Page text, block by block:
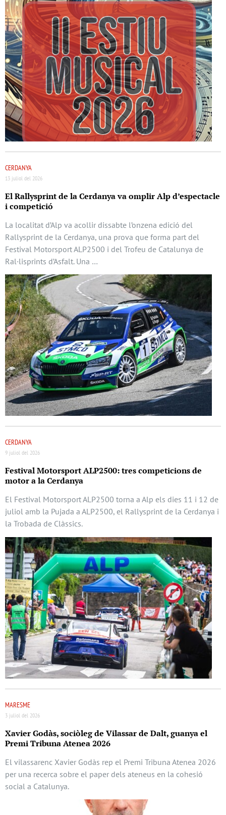
CERDANYA
13 juliol del 2026
El Rallysprint de la Cerdanya va omplir Alp d’espectacle
i competició
La localitat d’Alp va acollir dissabte l’onzena edició del
Rallysprint de la Cerdanya, una prova que forma part del
Festival Motorsport ALP2500 i del Trofeu de Catalunya de
Ral·lisprints d’Asfalt. Una …
CERDANYA
9 juliol del 2026
Festival Motorsport ALP2500: tres competicions de
motor a la Cerdanya
El Festival Motorsport ALP2500 torna a Alp els dies 11 i 12 de
juliol amb la Pujada a ALP2500, el Rallysprint de la Cerdanya i
la Trobada de Clàssics.
MARESME
3 juliol del 2026
Xavier Godàs, sociòleg de Vilassar de Dalt, guanya el
Premi Tribuna Atenea 2026
El vilassarenc Xavier Godàs rep el Premi Tribuna Atenea 2026
per una recerca sobre el paper dels ateneus en la cohesió
social a Catalunya.